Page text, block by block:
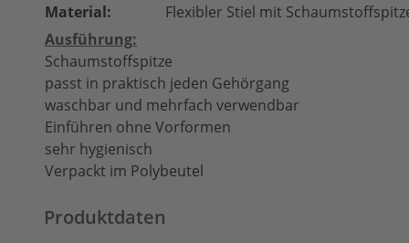
Material:
Flexibler Stiel mit
Ausführung:
Schaumstoffspitze
passt in praktisch jeden Gehörgang
waschbar und mehrfach verwendbar
Einführen ohne Vorformen
sehr hygienisch
Verpackt im Polybeutel
Produktdaten